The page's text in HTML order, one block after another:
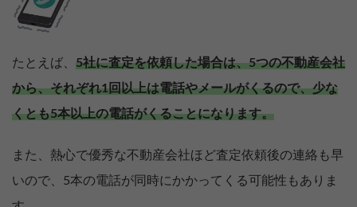
たとえば、 5社に査定を依頼した場合は、5つの不動産会社
から、それぞれ1回以上は電話やメールがくるので、少な
くとも5本以上の電話がくることになります。
また、熱心で優秀な不動産会社ほど査定依頼後の連絡も早
いので、5本の電話が同時にかかってくる可能性もありま